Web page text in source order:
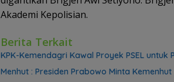
Akademi Kepolisian.
Berita Terkait
KPK-Kemendagri Kawal Proyek PSEL
Menhut : Presiden Prabowo Minta